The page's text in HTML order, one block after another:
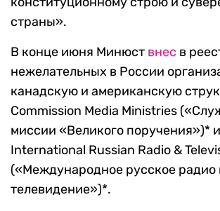
страны».
В конце июня Минюст внес в
нежелательных в России
канадскую и американскую
Commission Media Ministries
миссии «Великого поручения»)*
International Russian Radio &
(«Международное русское радио
телевидение»)*.